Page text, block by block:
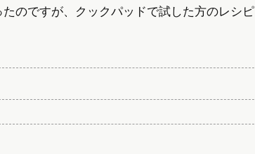
のですが、クックパッドで試した方のレシピ